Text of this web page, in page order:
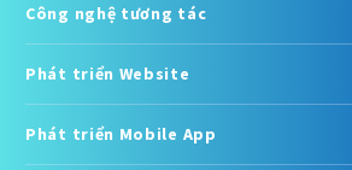
Công nghệ tương tác
Phát triển Website
Phát triển Mobile App